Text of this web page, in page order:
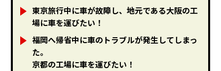
東京旅行中に車が故障し、地元である大阪の工
場に車を運びたい！
福岡へ帰省中に車のトラブルが発生してしまっ
た。
京都の工場に車を運びたい！